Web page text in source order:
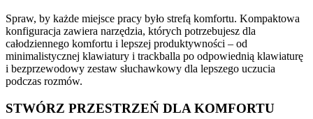
Spraw, by każde miejsce pracy było strefą komfortu. Kompaktowa
konfiguracja zawiera narzędzia, których potrzebujesz dla
całodziennego komfortu i lepszej produktywności – od
minimalistycznej klawiatury i trackballa po odpowiednią klawiaturę
i bezprzewodowy zestaw słuchawkowy dla lepszego uczucia
podczas rozmów.
STWÓRZ PRZESTRZEŃ DLA KOMFORTU